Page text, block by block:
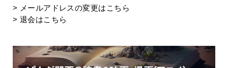
>
メールアドレスの変更はこちら
> 退会はこちら